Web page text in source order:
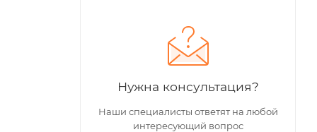
Нужна консультация?
Наши специалисты ответят на любой
интересующий вопрос